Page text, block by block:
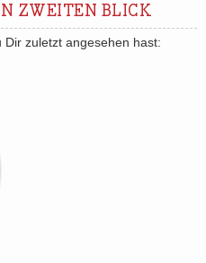
ZWEITEN BLICK
Dir zuletzt angesehen hast: